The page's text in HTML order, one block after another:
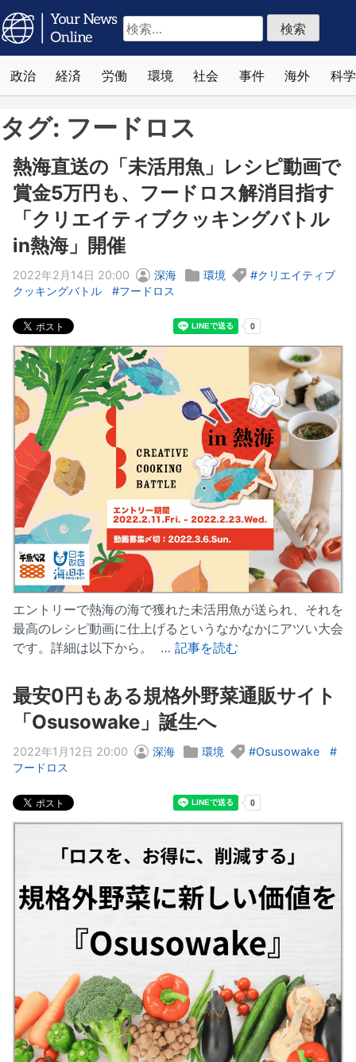
検
索:
政治 経済 労働 環境 社会 事件 海外 科学
タグ: フードロス
熱海直送の「未活用魚」レシピ動画で
賞金5万円も、フードロス解消目指す
「クリエイティブクッキングバトル
in熱海」開催
2022年2月14日 20:00 深海 環境
クリエイティブ
クッキングバトル
フードロス
エントリーで熱海の海で獲れた未活用魚が送られ、それを
最高のレシピ動画に仕上げるというなかなかにアツい大会
です。詳細は以下から。 … 記事を読む
最安0円もある規格外野菜通販サイト
「Osusowake」誕生へ
2022年1月12日 20:00 深海 環境
Osusowake
フードロス